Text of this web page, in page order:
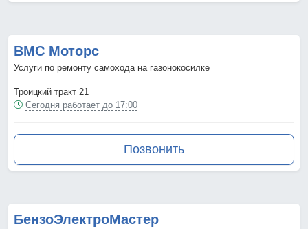
ВМС Моторс
Услуги по ремонту самохода на газонокосилке
Троицкий тракт 21
Сегодня работает до 17:00
Позвонить
БензоЭлектроМастер